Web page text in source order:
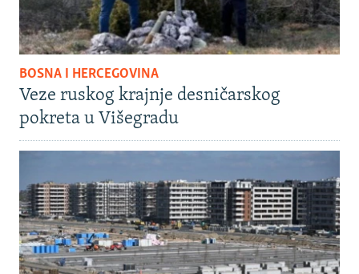
BOSNA I HERCEGOVINA
Veze ruskog krajnje desničarskog
pokreta u Višegradu